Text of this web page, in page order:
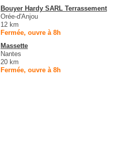
Bouyer Hardy SARL Terrassement
Orée-d'Anjou
12 km
Fermée, ouvre à 8h
Massette
Nantes
20 km
Fermée, ouvre à 8h